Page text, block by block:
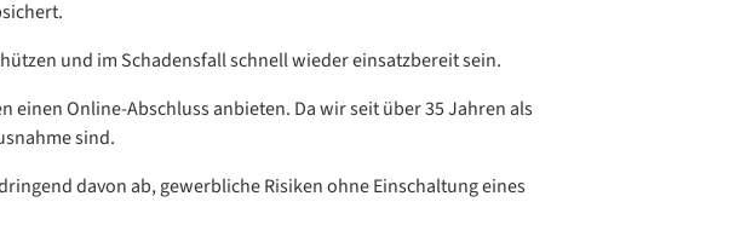
und im Schadensfall schnell wieder einsatzbereit sein.
Online-Abschluss anbieten. Da wir seit über 35 Jahren als
sind.
davon ab, gewerbliche Risiken ohne Einschaltung eines